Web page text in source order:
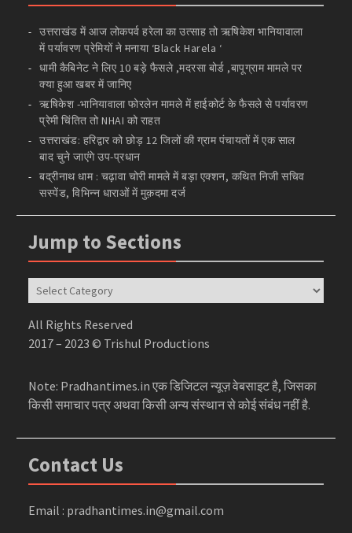
उत्तराखंड में आज लोकपर्व हरेला का उत्साह तो ऋषिकेश भानियावाला
में पर्यावरण प्रेमियों ने मनाया ‘Black Harela ‘
धामी कैबिनेट ने लिए 10 बड़े फैसले ,मदरसा बोर्ड ,बापूग्राम मामले पर
क्या हुआ खबर में जानिए
ऋषिकेश -भानियावाला फोरलेन मामले में हाईकोर्ट के फैसले से पर्यावरण
प्रेमी चिंतित तो NHAI को राहत
उत्तराखंड: हरिद्वार को छोड़ 12 जिलों की ग्राम पंचायतों में एक साल
बाद चुने जाएंगे उप-प्रधान
बद्रीनाथ धाम : चढ़ावा चोरी मामले में बड़ा एक्शन, कथित निजी सचिव
सस्पेंड, विभिन्न धाराओं में मुक़दमा दर्ज
Jump to Sections
Jump
to
Sections
All Rights Reserved
2017 – 2023 © Trishul Productions
Note: Pradhantimes.in एक डिजिटल न्यूज़ वेबसाइट है, जिसका
किसी समाचार पत्र अथवा किसी अन्य संस्थान से कोई संबंध नहीं है.
Contact Us
Email : pradhantimes.in@gmail.com